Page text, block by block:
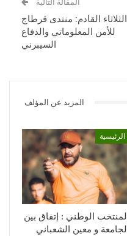
المقالة التالية
الثلاثاء القادم: منتدى قرطاج
للأمن المعلوماتي والدفاع
السيبرني
المزيد عن المؤلف
الرئيسية
المنتخب الوطني : إتفاق بين
الجامعة و معين الشعباني